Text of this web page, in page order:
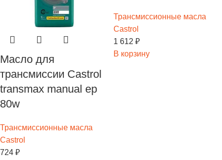
Масло для
трансмиссии Castrol
transmax manual ep
80w
Трансмиссионные масла
Castrol
724 ₽
Трансмиссионные масла
Castrol
1 612 ₽
В корзину